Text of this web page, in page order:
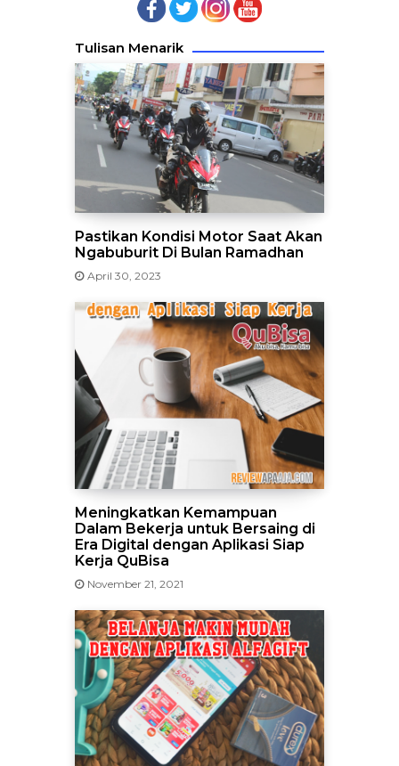
Tulisan Menarik
Pastikan Kondisi Motor Saat Akan
Ngabuburit Di Bulan Ramadhan
April 30, 2023
Meningkatkan Kemampuan
Dalam Bekerja untuk Bersaing di
Era Digital dengan Aplikasi Siap
Kerja QuBisa
November 21, 2021